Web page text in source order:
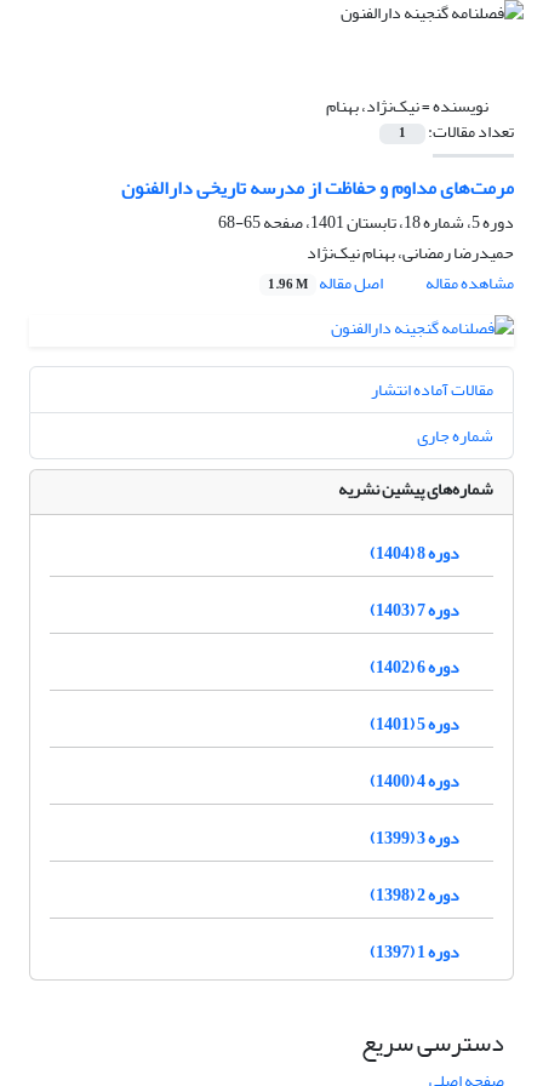
نویسنده =نیک‌نژاد، بهنام
تعداد مقالات: 1
مرمت‌های مداوم و حفاظت از مدرسه تاریخی دارالفنون
دوره 5، شماره 18، تابستان 1401، صفحه
65-68
حمیدرضا رمضانی، بهنام نیک‌نژاد
مشاهده مقاله
اصل مقاله 1.96 M
مقالات آماده انتشار
شماره جاری
شماره‌های پیشین نشریه
دوره 8 (1404)
دوره 7 (1403)
دوره 6 (1402)
دوره 5 (1401)
دوره 4 (1400)
دوره 3 (1399)
دوره 2 (1398)
دوره 1 (1397)
دسترسی سریع